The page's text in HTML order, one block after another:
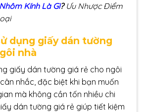
Kính Là Gì?Ưu Nhược Điểm
dụng giấy dán tường
nhà
giấy dán tường giá rẻ cho ngôi
nhắc, đặc biệt khi bạn muốn
mà không cần tốn nhiều chi
dán tường giá rẻ giúp tiết kiệm